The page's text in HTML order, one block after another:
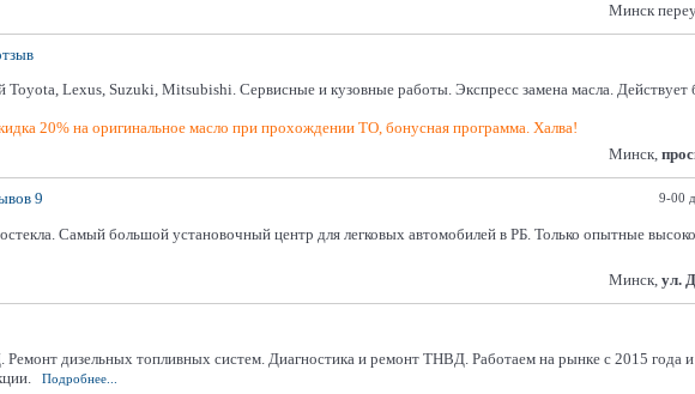
Минск
Lexus, Suzuki, Mitsubishi. Сервисные и кузовные работы. Экспресс замена масла.
20% на оригинальное масло при прохождении ТО, бонусная программа. Халва!
Минск,
9 9-00
Самый большой установочный центр для легковых автомобилей в РБ. Только опытные
Минск, ул.
дизельных топливных систем. Диагностика и ремонт ТНВД. Работаем на рынке с 2015
Подробнее...